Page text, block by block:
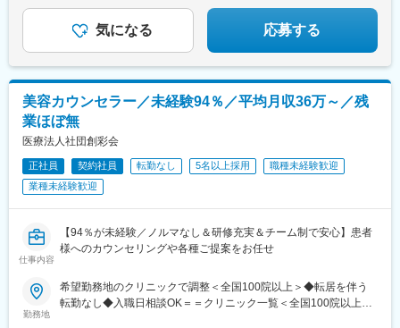
■業務に慣れてきたら、直行直帰・リモートも併用しながら柔軟に
【商品企画も可能です！】
■お客様のリアルな声を一番よく知る営業社員。当社では営業社員
のアイデアを積極的に取り入れ、新たな商品づくりに反映してい
ます。自社開発の環境があるから、現場の声を柔軟に活かせます♪
変更の範囲：会社の定める業務
煙対策】屋内原則禁煙
前駅、江坂駅、心斎橋駅、京都駅、烏丸駅、三ノ宮駅、姫路駅、
近鉄奈良駅、和歌山駅、草津駅(滋賀県)、徳山駅、立町駅、福山
駅、県庁前駅(沖縄県)、新宿西口駅、新宿駅(東京メトロ)、学習院
下駅、東池袋駅、日比谷駅、銀座駅、岩本町駅、立川駅、京王八
王子駅、高輪台駅、奥沢駅、神奈川駅、平沼橋駅、京急川崎駅、
石上駅、新越谷駅、宇都宮駅東口駅、新千葉駅、栄町駅(千葉県)、
船橋駅、札幌駅、仙台駅(地下鉄)、曽根田駅、栄駅(愛知県)、名古
屋駅、西高蔵駅、新豊田駅、新豊橋駅、岐阜駅、新静岡駅、浜松
駅、三島田町駅、市役所前駅(長野県)、金沢駅、あすなろう四日市
阿部野橋駅、四ツ橋駅、七条駅、四条駅(京都市営)、三宮駅(神戸
新交通)、山陽姫路駅、田中口駅、八丁堀駅(広島県)、高松築港
県)、東比恵駅、鹿児島中央駅、水道町駅、五島町駅、旭橋駅、西
早稲田駅、末広町駅(東京都)、立川南駅、高輪ゲートウェイ駅、九
気になる 応募する
美容カウンセラー／未経験94％／平均月収36万～／残
業ほぼ無
医療法人社団創彩会
正社員 契約社員 転勤なし 5名以上採用
職種未経験歓迎
業種未経験歓迎
仕事内容
【94％が未経験／ノルマなし＆研修充実＆チーム制で安心】患者
様へのカウンセリングや各種ご提案をお任せ
勤務地
希望勤務地のクリニックで調整＜全国100院以上＞◆転居を伴う
転勤なし◆入職日相談OK＝＝クリニック一覧＜全国100院以上展